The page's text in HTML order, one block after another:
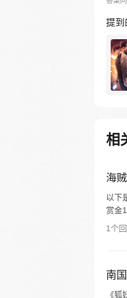
提到
相
海
以下
赏金
1个
南
《